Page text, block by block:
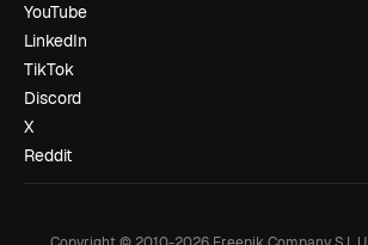
YouTube
LinkedIn
TikTok
Discord
X
Reddit